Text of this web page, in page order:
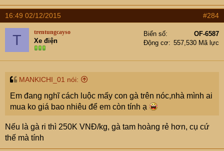
Xây cho to tổ bố , nhưng phân trần thấp tè , phòng bé teo
, nhìn như hang động .
Còn thằng trang trí nội that có vẻ chẳng có một chút kinh
hiểu biết gì về décor ha ha ha .
16:49 02/12/2015 #284
T trentungcayso
Xe điện
Biển số
OF-6587
Động cơ
557,530 Mã lực
MANKICHI_01 nói:
Em đang nghĩ cách luộc mấy con gà trên nóc,nhà mình ai
mua ko giá bao nhiêu để em còn tính ạ
Nếu là gà ri thì 250K VNĐ/kg, gà tam hoàng rẻ hơn, cụ cứ
thế mà tính